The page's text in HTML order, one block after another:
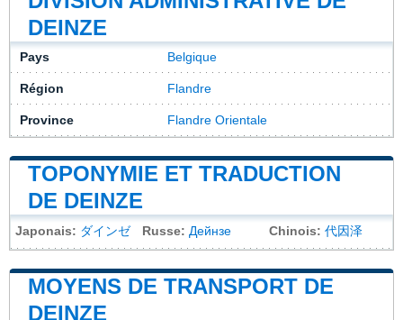
DEINZE
Pays Belgique
Région Flandre
Province Flandre Orientale
TOPONYMIE ET TRADUCTION
DE DEINZE
Japonais: ダインゼ Russe: Дейнзе Chinois: 代因泽
MOYENS DE TRANSPORT DE
DEINZE